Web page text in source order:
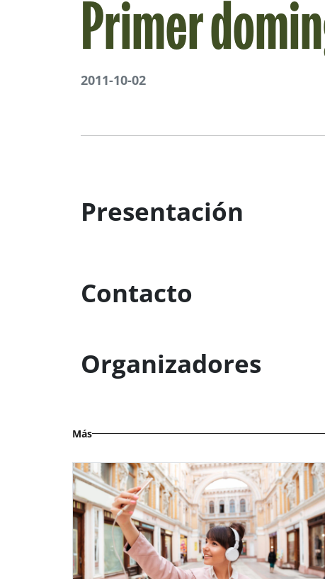
Primer
2011-10-02
Presentación
Contacto
Organizadores
Más